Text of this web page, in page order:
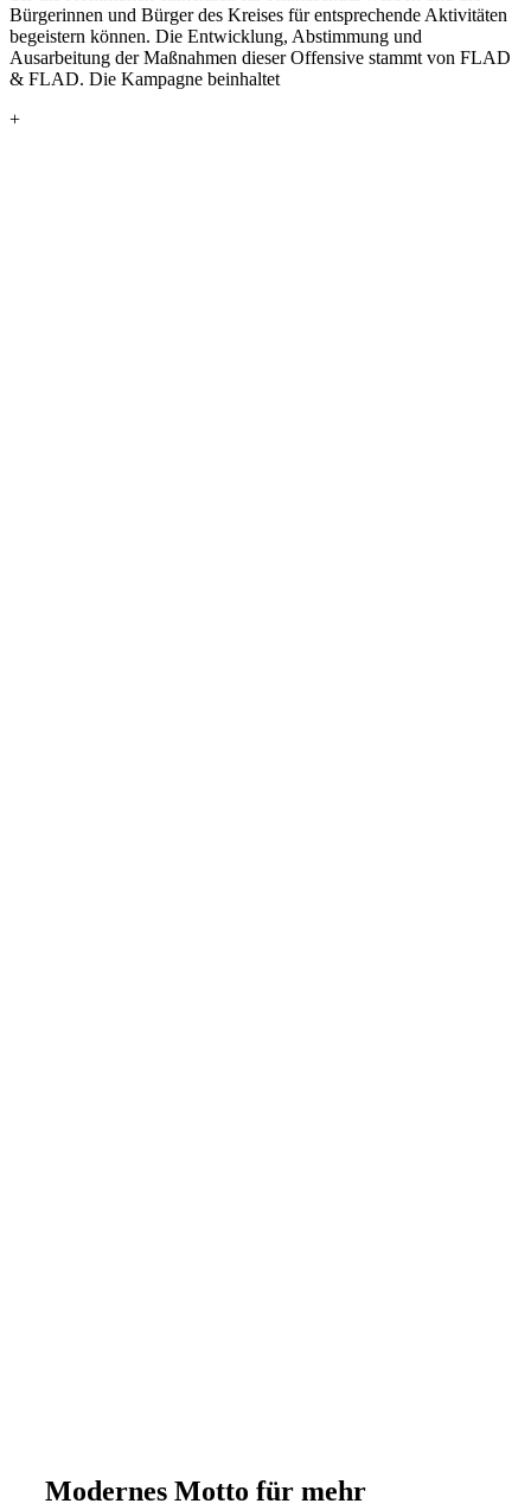
Bürgerinnen und Bürger des Kreises für entsprechende Aktivitäten
begeistern können. Die Entwicklung, Abstimmung und
Ausarbeitung der Maßnahmen dieser Offensive stammt von FLAD
& FLAD. Die Kampagne beinhaltet
+
Modernes Motto für mehr